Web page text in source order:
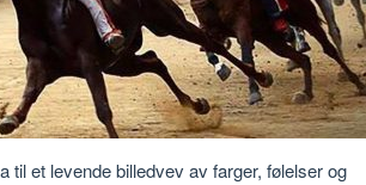
til et levende billedvev av farger, følelser og